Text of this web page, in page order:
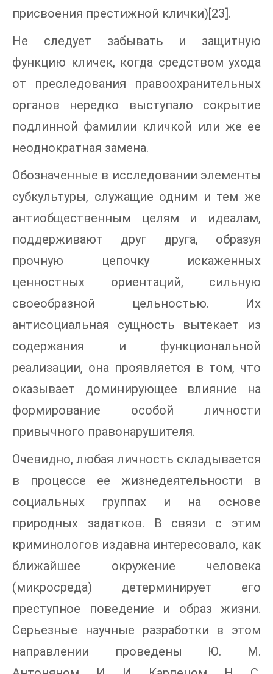
присвоения престижной клички)[23].
Не следует забывать и защитную
функцию кличек, когда средством ухода
от преследования правоохранительных
органов нередко выступало сокрытие
подлинной фамилии кличкой или же ее
неоднократная замена.
Обозначенные в исследовании элементы
субкультуры, служащие одним и тем же
антиобщественным целям и идеалам,
поддерживают друг друга, образуя
прочную цепочку искаженных
ценностных ориентаций, сильную
своеобразной цельностью. Их
антисоциальная сущность вытекает из
содержания и функциональной
реализации, она проявляется в том, что
оказывает доминирующее влияние на
формирование особой личности
привычного правонарушителя.
Очевидно, любая личность складывается
в процессе ее жизнедеятельности в
социальных группах и на основе
природных задатков. В связи с этим
криминологов издавна интересовало, как
ближайшее окружение человека
(микросреда) детерминирует его
преступное поведение и образ жизни.
Серьезные научные разработки в этом
направлении проведены Ю. М.